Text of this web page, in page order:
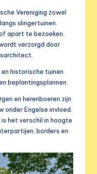
Vereniging zowel
slingertuinen.
apart te bezoeken.
verzorgd door
historische tuinen
beplantingsplannen.
en herenboeren zijn
onder Engelse invloed.
het verschil in hoogte
borders en